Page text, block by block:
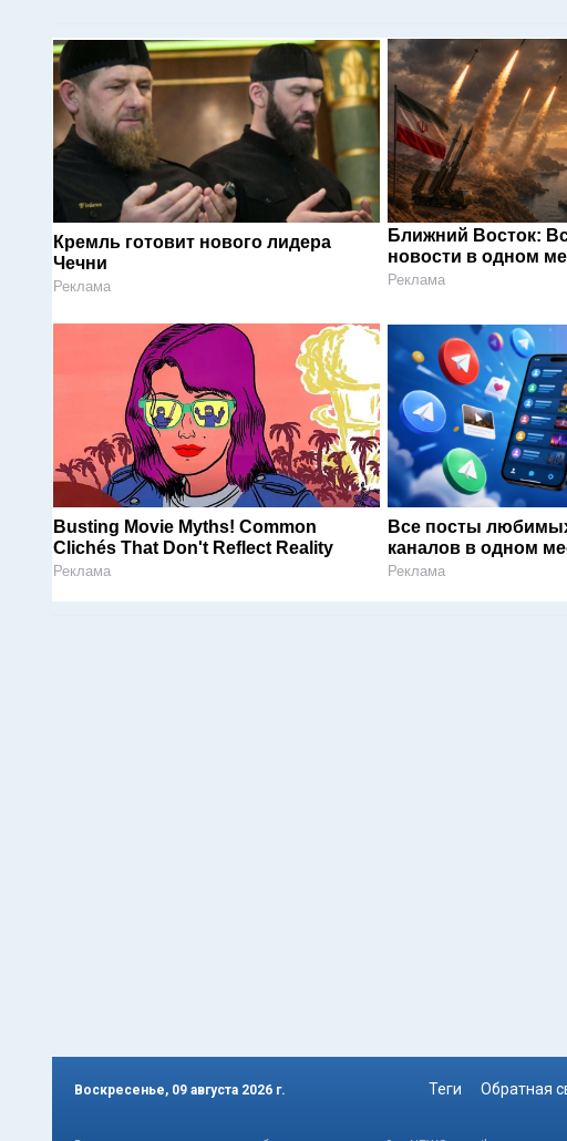
Кремль готовит нового лидера
Чечни
Реклама
Ближний Восток:
новости в одном
Реклама
Busting Movie Myths! Common
Clichés That Don't Reflect Reality
Реклама
Все посты
каналов в одном
Реклама
Воскресенье, 09 августа 2026 г. Теги Обратная